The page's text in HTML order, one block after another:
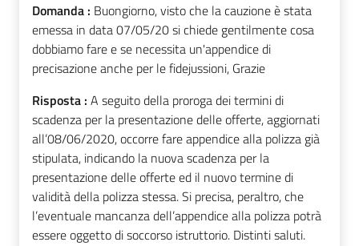
Domanda : Buongiorno, visto che la cauzione è stata
emessa in data 07/05/20 si chiede gentilmente cosa
dobbiamo fare e se necessita un'appendice di
precisazione anche per le fidejussioni, Grazie
Risposta : A seguito della proroga dei termini di
scadenza per la presentazione delle offerte, aggiornati
all’08/06/2020, occorre fare appendice alla polizza già
stipulata, indicando la nuova scadenza per la
presentazione delle offerte ed il nuovo termine di
validità della polizza stessa. Si precisa, peraltro, che
l’eventuale mancanza dell’appendice alla polizza potrà
essere oggetto di soccorso istruttorio. Distinti saluti.